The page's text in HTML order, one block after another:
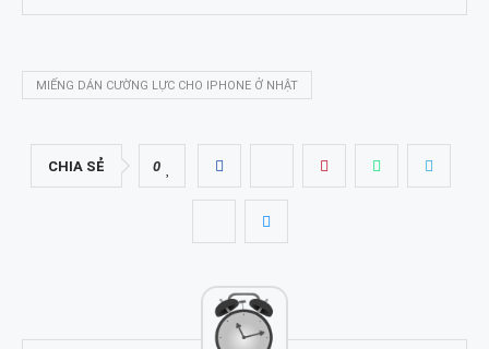
MIẾNG DÁN CƯỜNG LỰC CHO IPHONE Ở NHẬT
CHIA SẺ 0